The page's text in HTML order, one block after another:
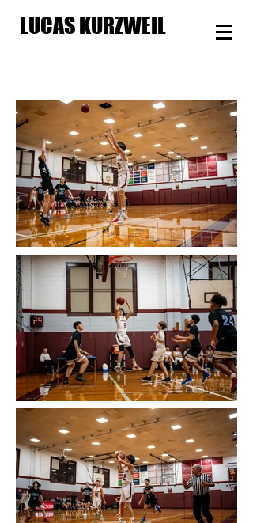
LUCAS KURZWEIL